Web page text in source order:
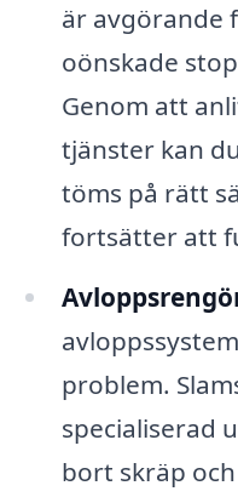
är avgörande
oönskade
Genom att
tjänster kan
töms på rätt
fortsätter att
problem.
specialiserad
bort skräp